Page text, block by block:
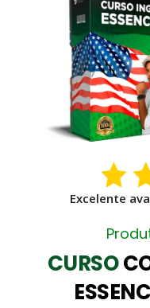
Excelente
CURSO